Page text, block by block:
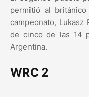
permitió al
campeonato, Lukasz
de cinco de las 14
Argentina.
WRC 2